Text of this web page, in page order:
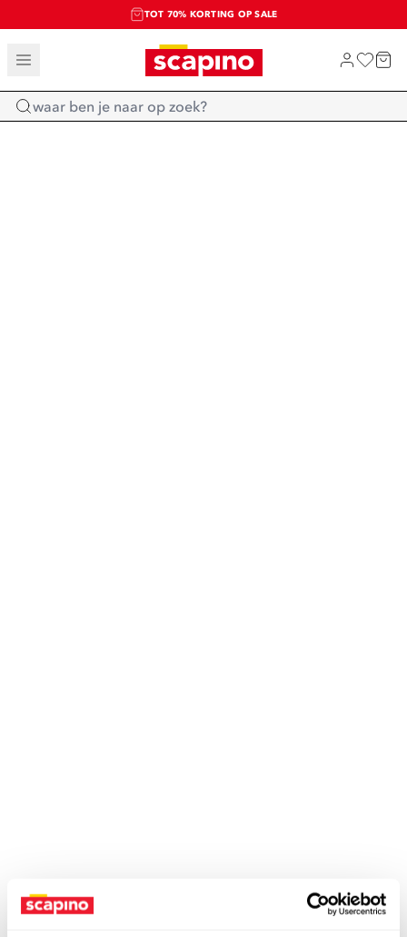
TOT 70% KORTING OP SALE
SALE: LAATSTE KANS!
SHOP NIEUW
Home